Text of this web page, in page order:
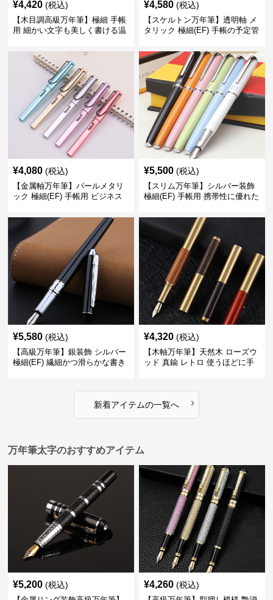
¥4,420 (税込)
【木目調高級万年筆】極細 手帳
用 細かい文字も美しく書ける温
¥4,580 (税込)
【スケルトン万年筆】透明軸 メ
タリック 極細(EF) 手帳の予定管
デザイン
¥4,080 (税込)
【金属軸万年筆】パールメタリ
ック 極細(EF) 手帳用 ビジネス
る
¥5,500 (税込)
【スリム万年筆】シルバー装飾
極細(EF) 手帳用 携帯性に優れた
ートに筆記
¥5,580 (税込)
【高級万年筆】銀装飾 シルバー
極細(EF) 繊細かつ滑らかな書き
¥4,320 (税込)
【木軸万年筆】天然木 ローズウ
ッド 真鍮 レトロ 使うほどに手
新着アイテムの一覧へ ›
万年筆太字のおすすめアイテム
¥5,200 (税込) ¥4,260 (税込)